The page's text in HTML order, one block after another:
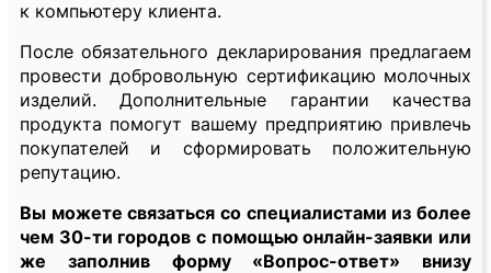
к компьютеру клиента.
После обязательного декларирования предлагаем
провести добровольную сертификацию молочных
изделий. Дополнительные гарантии качества
продукта помогут вашему предприятию привлечь
покупателей и сформировать положительную
репутацию.
Вы можете связаться со специалистами из более
чем 30-ти городов с помощью онлайн-заявки или
же заполнив форму «Вопрос-ответ» внизу